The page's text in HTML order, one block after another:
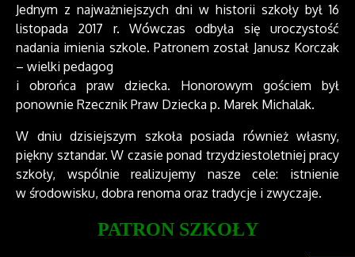
Jednym z najważniejszych dni w historii szkoły był 16
listopada 2017 r. Wówczas odbyła się uroczystość
nadania imienia szkole. Patronem został Janusz Korczak
– wielki pedagog
i obrońca praw dziecka. Honorowym gościem był
ponownie Rzecznik Praw Dziecka p. Marek Michalak.
W dniu dzisiejszym szkoła posiada również własny,
piękny sztandar. W czasie ponad trzydziestoletniej pracy
szkoły, wspólnie realizujemy nasze cele: istnienie
w środowisku, dobra renoma oraz tradycje i zwyczaje.
PATRON SZKOŁY